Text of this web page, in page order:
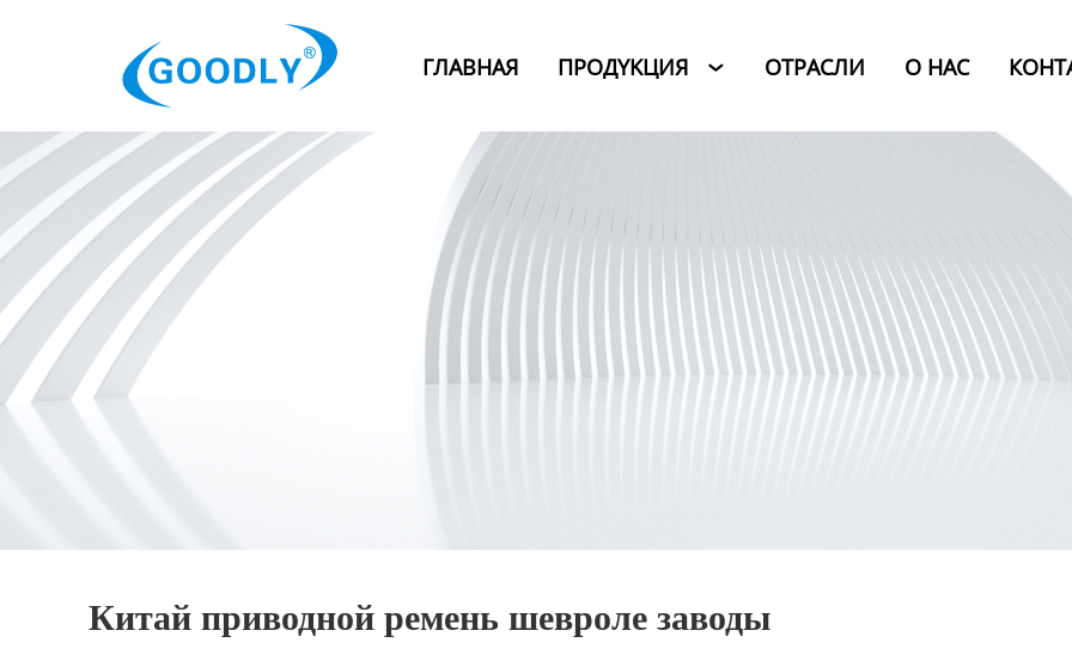
ГЛАВНАЯ ПРОДYKЦИЯ  ОТРАСЛИ O HAC
ОТРАСЛИ
Категория
Новости
Контакты
Китай приводной ремень шевроле заводы